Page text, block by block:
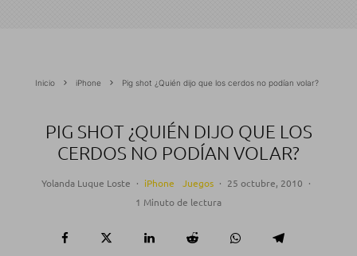
Inicio iPhone Pig shot ¿Quién dijo que los cerdos no podían volar?
PIG SHOT ¿QUIÉN DIJO QUE LOS
CERDOS NO PODÍAN VOLAR?
Yolanda Luque Loste · iPhone Juegos · 25 octubre, 2010 ·
1 Minuto de lectura